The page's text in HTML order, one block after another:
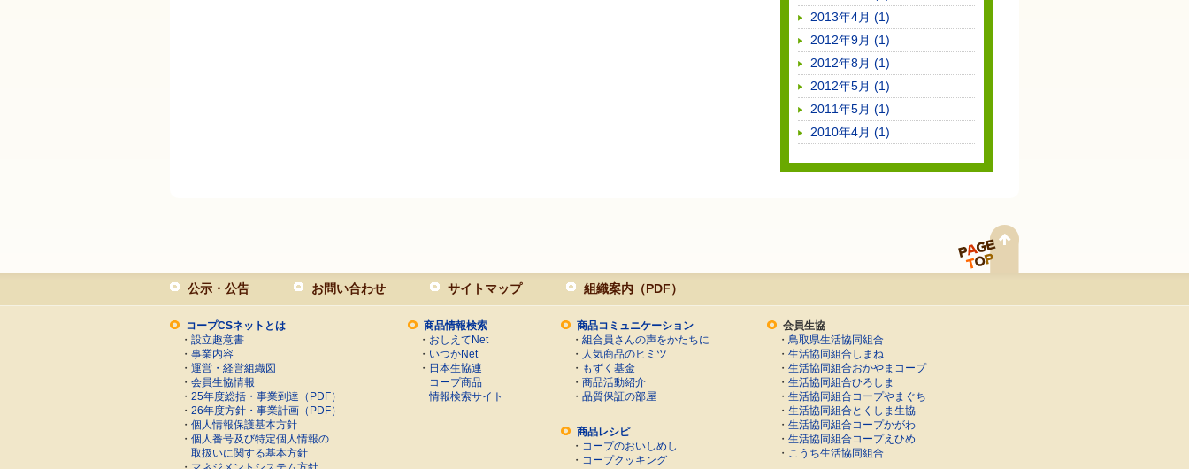
2013年4月 (1)
2012年9月 (1)
2012年8月 (1)
2012年5月 (1)
2011年5月 (1)
2010年4月 (1)
公示・公告 お問い合わせ サイトマップ 組織案内（PDF）
コープCSネットとは
・ 設立趣意書
・ 事業内容
・ 運営・経営組織図
・ 会員生協情報
・ 25年度総括・事業到達（PDF）
・ 26年度方針・事業計画（PDF）
・ 個人情報保護基本方針
・ 個人番号及び特定個人情報の
取扱いに関する基本方針
商品情報検索
・ おしえてNet
・ いつかNet
・ 日本生協連
コープ商品
情報検索サイト
商品コミュニケーション
・ 組合員さんの声をかたちに
・ 人気商品のヒミツ
・ もずく基金
・ 商品活動紹介
・ 品質保証の部屋
商品レシピ
・ コープのおいしめし
・ コープクッキング
会員生協
・ 鳥取県生活協同組合
・ 生活協同組合しまね
・ 生活協同組合おかやまコープ
・ 生活協同組合ひろしま
・ 生活協同組合コープやまぐち
・ 生活協同組合とくしま生協
・ 生活協同組合コープかがわ
・ 生活協同組合コープえひめ
・ こうち生活協同組合